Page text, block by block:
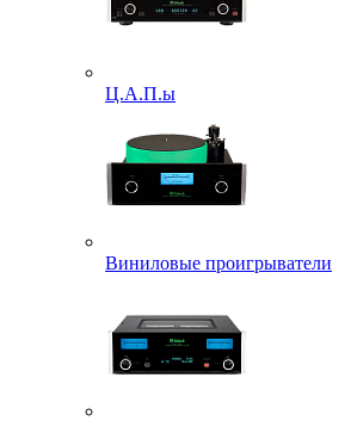
Ц.А.П.ы
Виниловые проигрыватели